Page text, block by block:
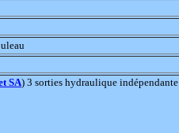
SA) 3 sorties hydraulique indépendante